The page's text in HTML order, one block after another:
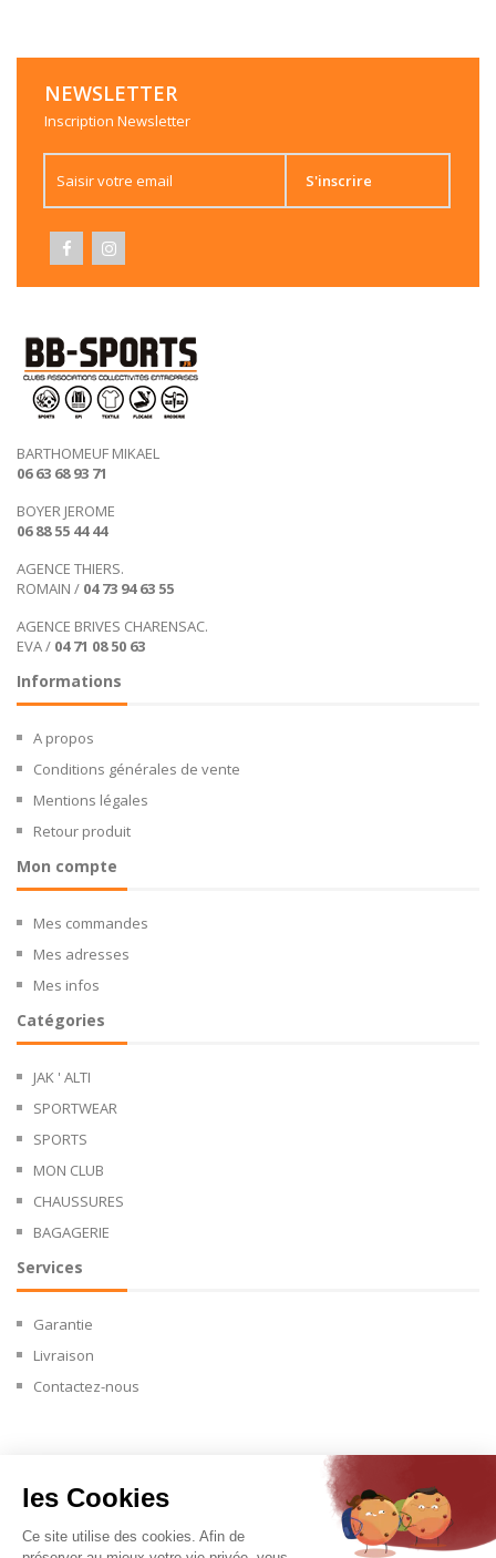
NEWSLETTER
Inscription Newsletter
S'inscrire
BARTHOMEUF MIKAEL
06 63 68 93 71
BOYER JEROME
06 88 55 44 44
AGENCE THIERS.
ROMAIN / 04 73 94 63 55
AGENCE BRIVES CHARENSAC.
EVA / 04 71 08 50 63
Informations
A propos
Conditions générales de vente
Mentions légales
Retour produit
Mon compte
Mes commandes
Mes adresses
Mes infos
Catégories
JAK ' ALTI
SPORTWEAR
SPORTS
MON CLUB
CHAUSSURES
BAGAGERIE
Services
Garantie
Livraison
Contactez-nous
les Cookies
Ce site utilise des cookies. Afin de